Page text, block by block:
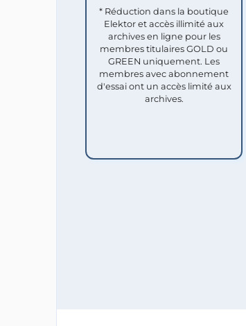
* Réduction dans la boutique
Elektor et accès illimité aux
archives en ligne pour les
membres titulaires GOLD ou
GREEN uniquement. Les
membres avec abonnement
d'essai ont un accès limité aux
archives.